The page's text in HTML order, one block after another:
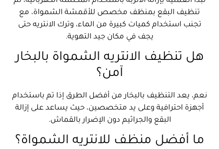
تنظيف البقع بمنظف مخصص للأقمشة الشمواة، مع
تجنب استخدام كميات كبيرة من الماء، وترك الانتريه حتى
يجف في مكان جيد التهوية.
هل تنظيف الانتريه الشمواة بالبخار
آمن؟
نعم، يعد التنظيف بالبخار من أفضل الطرق إذا تم باستخدام
أجهزة احترافية وعلى يد متخصصين، حيث يساعد على إزالة
البقع والجراثيم دون الإضرار بالقماش.
ما أفضل منظف للانتريه الشمواة؟